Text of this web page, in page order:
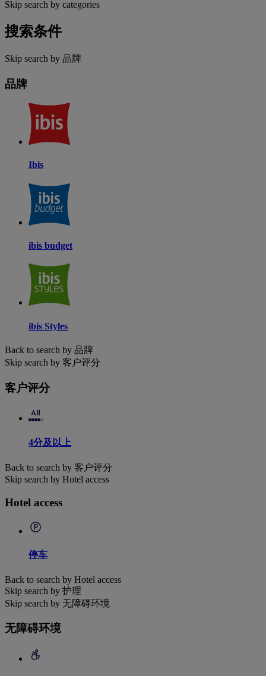
Skip search by categories
搜索条件
Skip search by 品牌
品牌
Ibis
ibis budget
ibis Styles
Back to search by 品牌
Skip search by 客户评分
客户评分
4分及以上
Back to search by 客户评分
Skip search by Hotel access
Hotel access
停车
Back to search by Hotel access
Skip search by 护理
Skip search by 无障碍环境
无障碍环境